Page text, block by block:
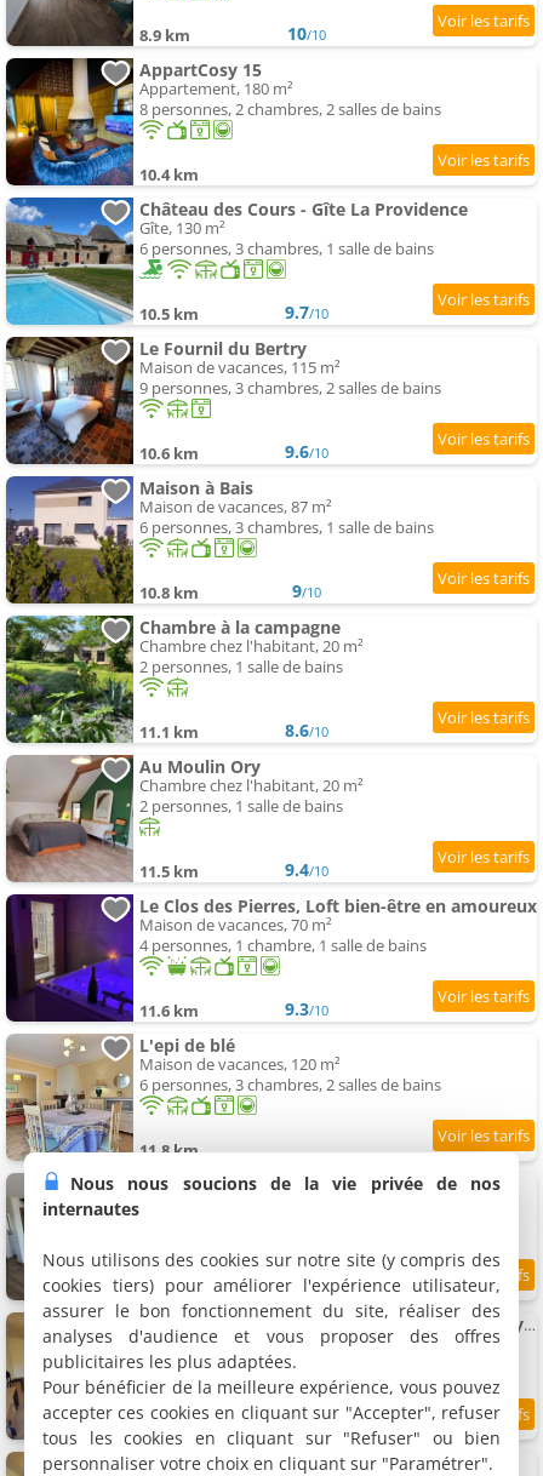
8.9 km 10/10
AppartCosy 15
Appartement, 180 m²
8 personnes, 2 chambres, 2 salles de bains
10.4 km
Château des Cours - Gîte La Providence
Gîte, 130 m²
6 personnes, 3 chambres, 1 salle de bains
10.5 km 9.7/10
Le Fournil du Bertry
Maison de vacances, 115 m²
9 personnes, 3 chambres, 2 salles de bains
10.6 km 9.6/10
Maison à Bais
Maison de vacances, 87 m²
6 personnes, 3 chambres, 1 salle de bains
10.8 km 9/10
Chambre à la campagne
Chambre chez l'habitant, 20 m²
2 personnes, 1 salle de bains
11.1 km 8.6/10
Au Moulin Ory
Chambre chez l'habitant, 20 m²
2 personnes, 1 salle de bains
11.5 km 9.4/10
Le Clos des Pierres, Loft bien-être en amoureux
Maison de vacances, 70 m²
4 personnes, 1 chambre, 1 salle de bains
11.6 km 9.3/10
L'epi de blé
Maison de vacances, 120 m²
6 personnes, 3 chambres, 2 salles de bains
11.8 km
L'Annexe de la Contrie - Au coeur des vignes
11.9 km
Maison centre bourg L'écrin vatosoa 7 à 9 voyageurs
Maison de vacances, 104 m²
9 personnes, 3 chambres, 1 salle de bains
12 km 8.8
Gîte en campagne T3
Nous nous soucions de la vie privée de nos
internautes
Nous utilisons des cookies sur notre site (y compris des
cookies tiers) pour améliorer l'expérience utilisateur,
assurer le bon fonctionnement du site, réaliser des
analyses d'audience et vous proposer des offres
publicitaires les plus adaptées.
Pour bénéficier de la meilleure expérience, vous pouvez
accepter ces cookies en cliquant sur "Accepter", refuser
tous les cookies en cliquant sur "Refuser" ou bien
personnaliser votre choix en cliquant sur "Paramétrer".